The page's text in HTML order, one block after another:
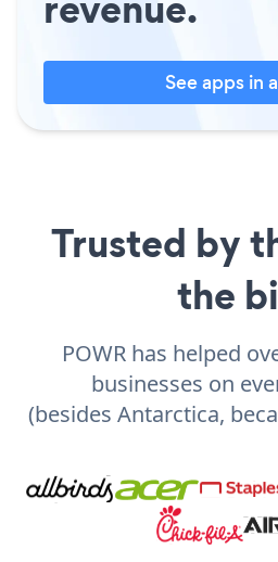
See apps in
Trusted by
the
POWR has helped
businesses on
(besides Antarctica,